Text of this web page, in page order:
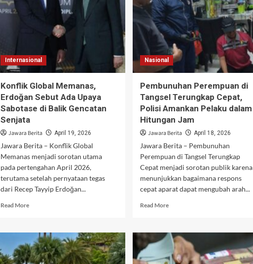
Sendiri,
Harga
Lebih
Terjangkau?
Internasional
Konflik Global Memanas,
Erdoğan Sebut Ada Upaya
Sabotase di Balik Gencatan
Senjata
Jawara Berita April 19, 2026
Jawara Berita – Konflik Global
Memanas menjadi sorotan utama
pada pertengahan April 2026,
terutama setelah pernyataan tegas
dari Recep Tayyip Erdoğan...
Read MoreRead
Konflik
Global
Memanas,
Erdoğan
Nasional
Pembunuhan Perempuan di
Tangsel Terungkap Cepat,
Polisi Amankan Pelaku dalam
Hitungan Jam
Jawara Berita April 18, 2026
Jawara Berita – Pembunuhan
Perempuan di Tangsel Terungkap
Cepat menjadi sorotan publik karena
menunjukkan bagaimana respons
cepat aparat dapat mengubah arah...
Read MoreRead
Pembunuhan
Perempuan
Tangsel